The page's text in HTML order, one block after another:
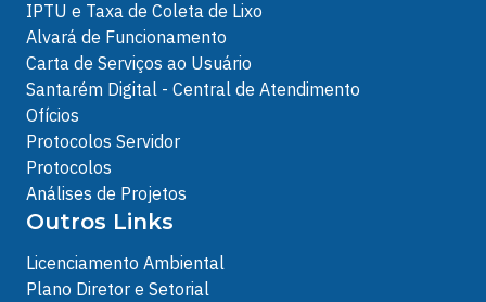
IPTU e Taxa de Coleta de Lixo
Alvará de Funcionamento
Carta de Serviços ao Usuário
Santarém Digital - Central de Atendimento
Ofícios
Protocolos Servidor
Protocolos
Análises de Projetos
Outros Links
Licenciamento Ambiental
Plano Diretor e Setorial